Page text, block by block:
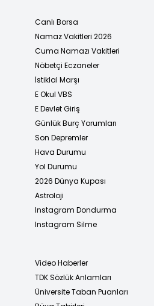
Canlı Borsa
Namaz Vakitleri 2026
Cuma Namazı Vakitleri
Nöbetçi Eczaneler
İstiklal Marşı
E Okul VBS
E Devlet Giriş
Günlük Burç Yorumları
Son Depremler
Hava Durumu
Yol Durumu
2026 Dünya Kupası
Astroloji
Instagram Dondurma
Instagram Silme
Video Haberler
TDK Sözlük Anlamları
Üniversite Taban Puanları